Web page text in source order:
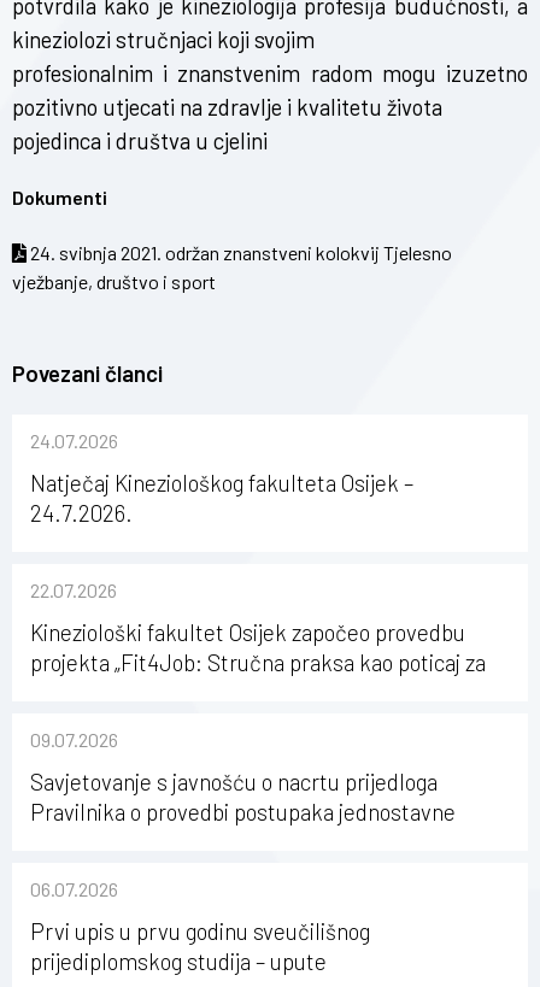
kineziolozi stručnjaci koji svojim
profesionalnim i znanstvenim radom mogu izuzetno
pozitivno utjecati na zdravlje i kvalitetu života
pojedinca i društva u cjelini
Dokumenti
24. svibnja 2021. održan znanstveni kolokvij Tjelesno
vježbanje, društvo i sport
Povezani članci
24.07.2026
Natječaj Kineziološkog fakulteta Osijek –
24.7.2026.
22.07.2026
Kineziološki fakultet Osijek započeo provedbu
projekta „Fit4Job: Stručna praksa kao poticaj za
09.07.2026
Savjetovanje s javnošću o nacrtu prijedloga
Pravilnika o provedbi postupaka jednostavne
Osijeku
06.07.2026
Prvi upis u prvu godinu sveučilišnog
prijediplomskog studija – upute